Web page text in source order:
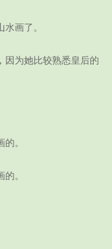
画了。
为她比较熟悉皇后的
。
。